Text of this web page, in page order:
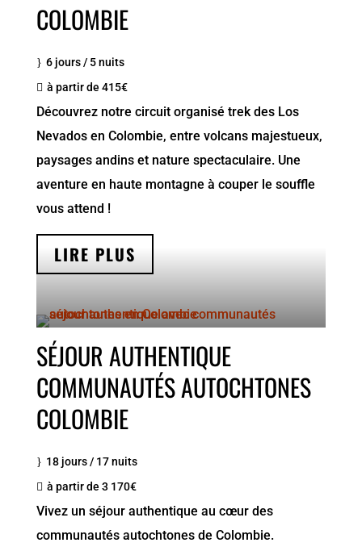
COLOMBIE
6 jours / 5 nuits
à partir de 415€
Découvrez notre circuit organisé trek des Los
Nevados en Colombie, entre volcans majestueux,
paysages andins et nature spectaculaire. Une
aventure en haute montagne à couper le souffle
vous attend !
LIRE PLUS
SÉJOUR AUTHENTIQUE
COMMUNAUTÉS AUTOCHTONES
COLOMBIE
18 jours / 17 nuits
à partir de 3 170€
Vivez un séjour authentique au cœur des
communautés autochtones de Colombie.